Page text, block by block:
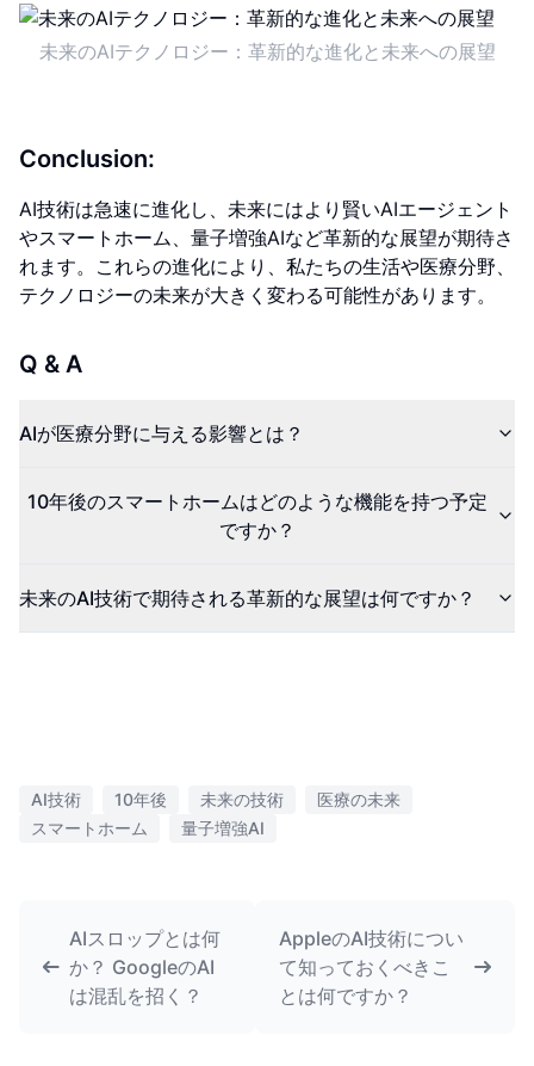
未来のAIテクノロジー：革新的な進化と未来への展望
Conclusion:
AI技術は急速に進化し、未来にはより賢いAIエージェント
やスマートホーム、量子増強AIなど革新的な展望が期待さ
れます。これらの進化により、私たちの生活や医療分野、
テクノロジーの未来が大きく変わる可能性があります。
Q & A
AIが医療分野に与える影響とは？
10年後のスマートホームはどのような機能を持つ予定
ですか？
未来のAI技術で期待される革新的な展望は何ですか？
AI技術 10年後 未来の技術
医療の未来
スマートホーム
量子増強AI
AIスロップとは何
か？ GoogleのAI
は混乱を招く？
AppleのAI技術につい
て知っておくべきこ
とは何ですか？